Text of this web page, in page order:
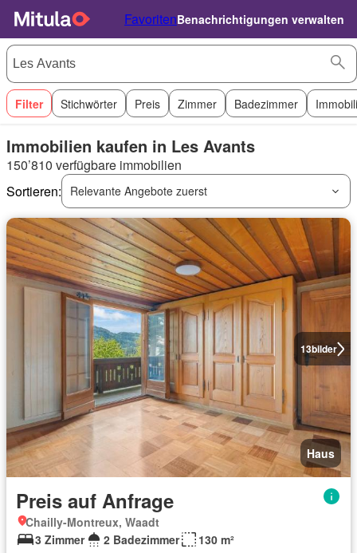
FavoritenBenachrichtigungen verwalten
Filter Stichwörter Preis Zimmer Badezimmer
Immobilien kaufen in Les Avants
150’810 verfügbare immobilien
Sortieren:
Relevante Angebote zuerst
13bilder
Haus
Preis auf Anfrage
Chailly-Montreux, Waadt
3 Zimmer
2 Badezimmer 130 m²